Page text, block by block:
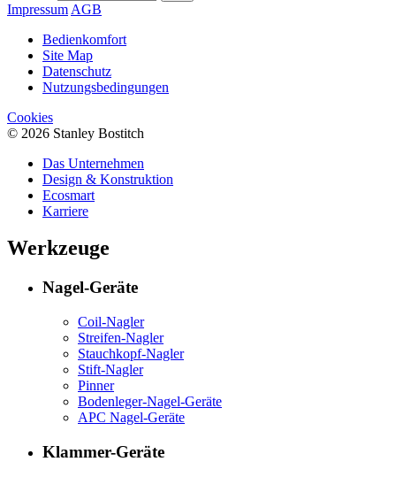
Impressum AGB
Bedienkomfort
Site Map
Datenschutz
Nutzungsbedingungen
Cookies
© 2026 Stanley Bostitch
Das Unternehmen
Design & Konstruktion
Ecosmart
Karriere
Werkzeuge
Nagel-Geräte
Coil-Nagler
Streifen-Nagler
Stauchkopf-Nagler
Stift-Nagler
Pinner
Bodenleger-Nagel-Geräte
APC Nagel-Geräte
Klammer-Geräte